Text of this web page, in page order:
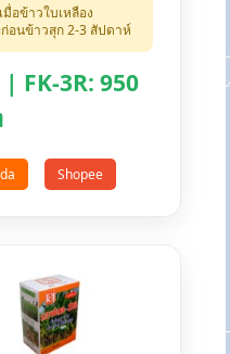
อข้าวใบเหลือง
ก่อนข้าวสุก 2-3 สัปดาห์
| FK-3R: 950
Shopee